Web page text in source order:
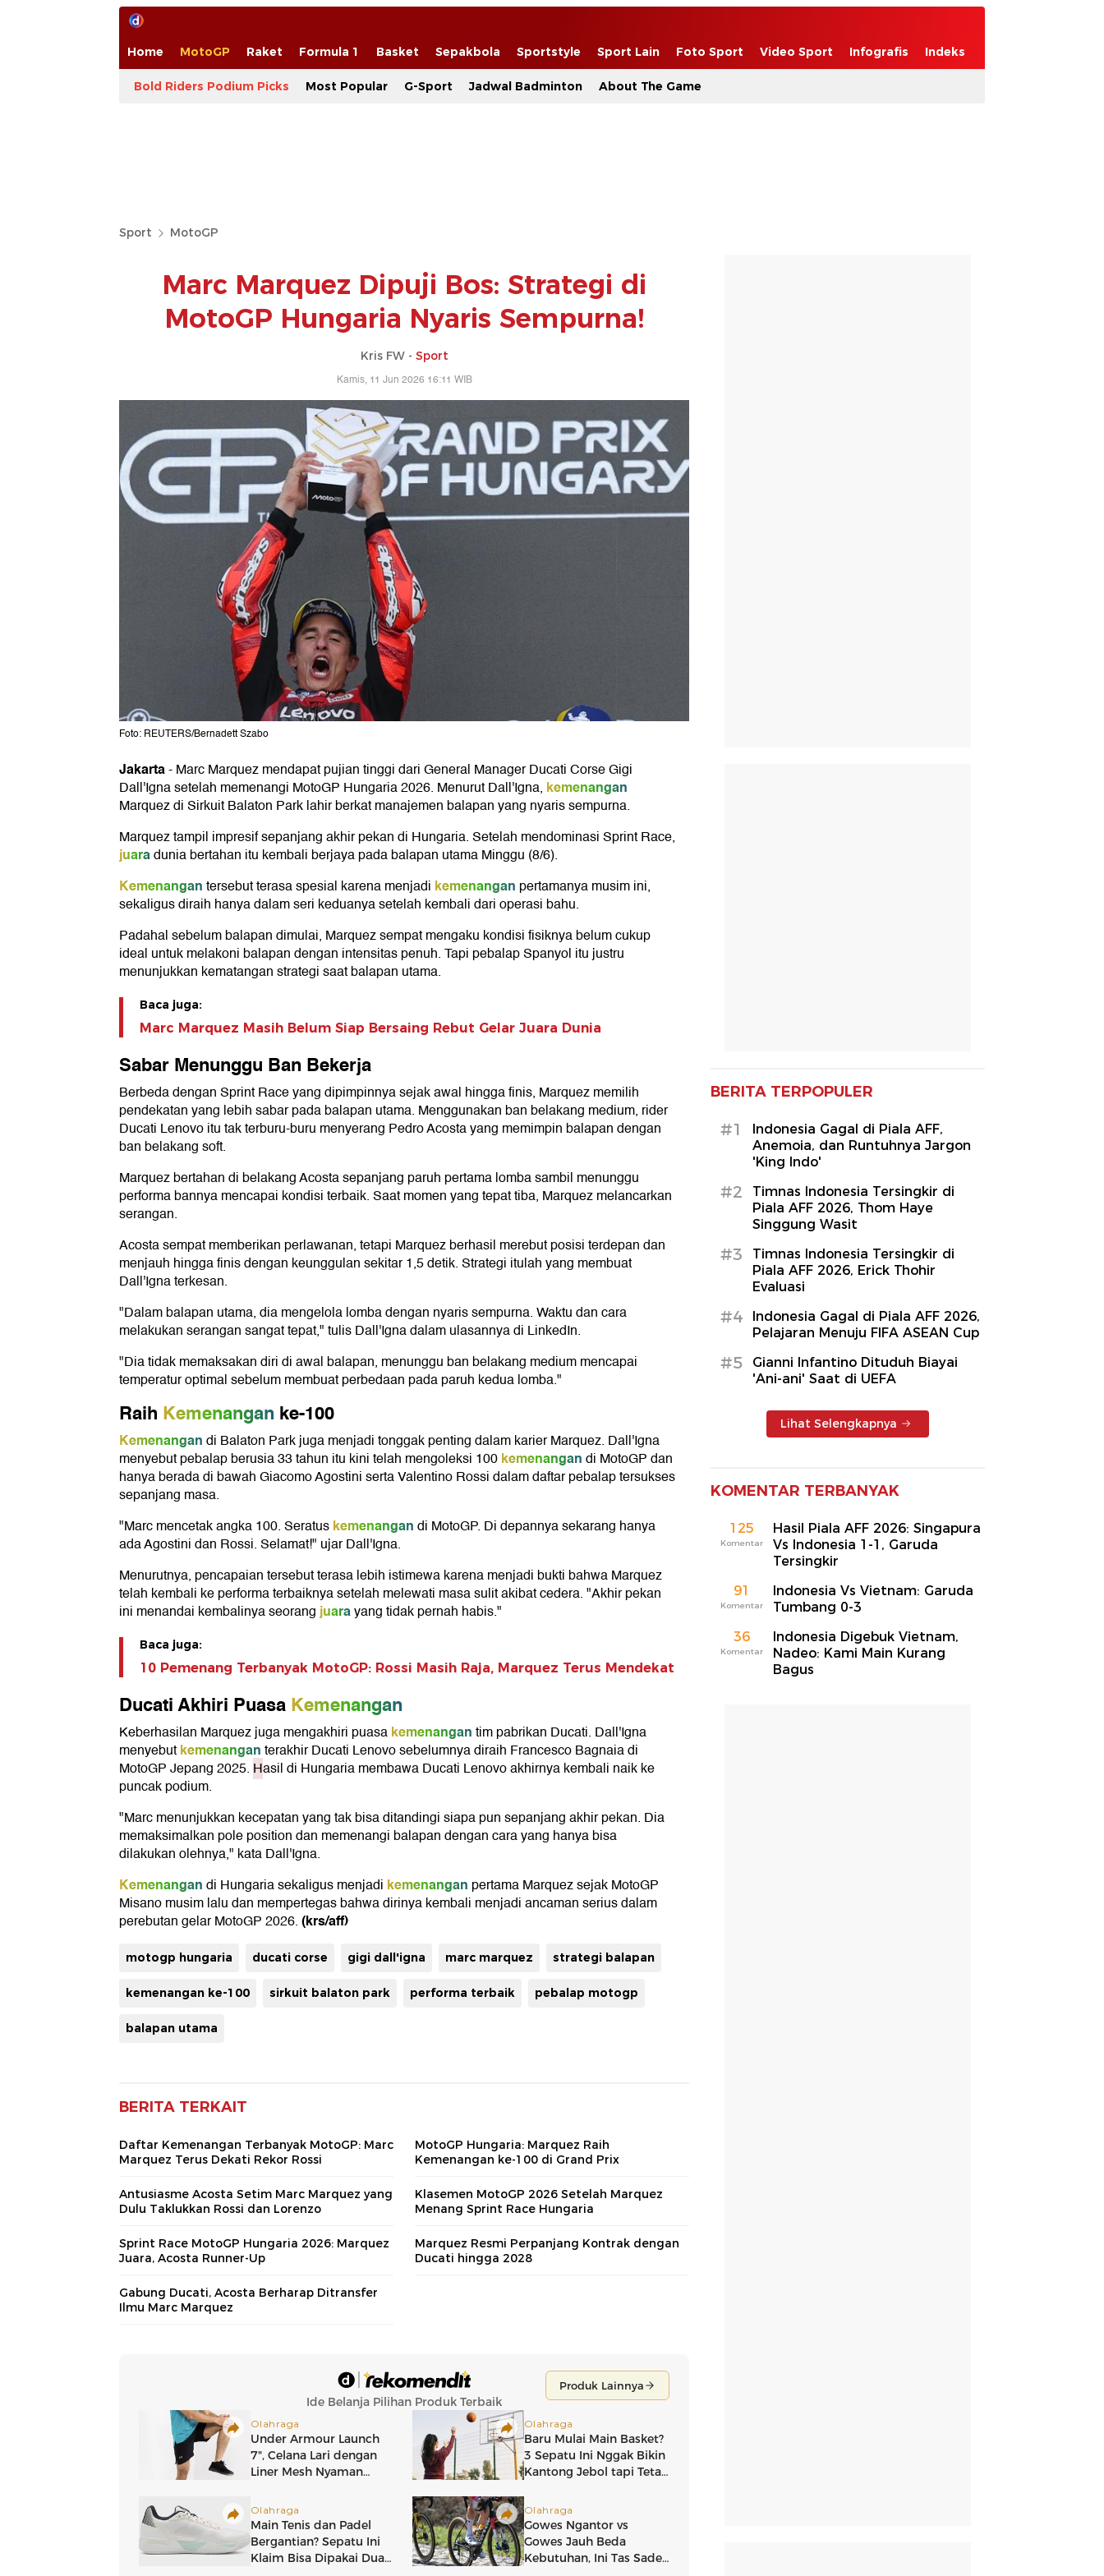
Home MotoGP Raket Formula 1 Basket Sepakbola Sportstyle Sport Lain Foto Sport Video Sport Infografis Indeks
Bold Riders Podium Picks Most Popular G-Sport Jadwal Badminton About The Game
Sport MotoGP
Marc Marquez Dipuji Bos: Strategi di
MotoGP Hungaria Nyaris Sempurna!
Kris FW - Sport
Kamis, 11 Jun 2026 16:11 WIB
Foto: REUTERS/Bernadett Szabo
Jakarta- Marc Marquez mendapat pujian tinggi dari General Manager Ducati Corse Gigi
Dall'Igna setelah memenangi MotoGP Hungaria 2026. Menurut Dall'Igna, kemenangan
Marquez di Sirkuit Balaton Park lahir berkat manajemen balapan yang nyaris sempurna.
Marquez tampil impresif sepanjang akhir pekan di Hungaria. Setelah mendominasi Sprint Race,
juaradunia bertahan itu kembali berjaya pada balapan utama Minggu (8/6).
Kemenangantersebut terasa spesial karena menjadi kemenangan pertamanya musim ini,
sekaligus diraih hanya dalam seri keduanya setelah kembali dari operasi bahu.
Padahal sebelum balapan dimulai, Marquez sempat mengaku kondisi fisiknya belum cukup
ideal untuk melakoni balapan dengan intensitas penuh. Tapi pebalap Spanyol itu justru
menunjukkan kematangan strategi saat balapan utama.
Baca juga:
Marc Marquez Masih Belum Siap Bersaing Rebut Gelar Juara Dunia
Sabar Menunggu Ban Bekerja
Berbeda dengan Sprint Race yang dipimpinnya sejak awal hingga finis, Marquez memilih
pendekatan yang lebih sabar pada balapan utama. Menggunakan ban belakang medium, rider
Ducati Lenovo itu tak terburu-buru menyerang Pedro Acosta yang memimpin balapan dengan
ban belakang soft.
Marquez bertahan di belakang Acosta sepanjang paruh pertama lomba sambil menunggu
performa bannya mencapai kondisi terbaik. Saat momen yang tepat tiba, Marquez melancarkan
serangan.
Acosta sempat memberikan perlawanan, tetapi Marquez berhasil merebut posisi terdepan dan
menjauh hingga finis dengan keunggulan sekitar 1,5 detik. Strategi itulah yang membuat
Dall'Igna terkesan.
"Dalam balapan utama, dia mengelola lomba dengan nyaris sempurna. Waktu dan cara
melakukan serangan sangat tepat," tulis Dall'Igna dalam ulasannya di LinkedIn.
"Dia tidak memaksakan diri di awal balapan, menunggu ban belakang medium mencapai
temperatur optimal sebelum membuat perbedaan pada paruh kedua lomba."
Raih Kemenangan ke-100
Kemenangandi Balaton Park juga menjadi tonggak penting dalam karier Marquez. Dall'Igna
menyebut pebalap berusia 33 tahun itu kini telah mengoleksi 100kemenangandi MotoGP dan
hanya berada di bawah Giacomo Agostini serta Valentino Rossi dalam daftar pebalap tersukses
sepanjang masa.
"Marc mencetak angka 100. Seratuskemenangandi MotoGP. Di depannya sekarang hanya
ada Agostini dan Rossi. Selamat!" ujar Dall'Igna.
Menurutnya, pencapaian tersebut terasa lebih istimewa karena menjadi bukti bahwa Marquez
telah kembali ke performa terbaiknya setelah melewati masa sulit akibat cedera. "Akhir pekan
ini menandai kembalinya seorangjuarayang tidak pernah habis."
Baca juga:
10 Pemenang Terbanyak MotoGP: Rossi Masih Raja, Marquez Terus Mendekat
Ducati Akhiri PuasaKemenangan
Keberhasilan Marquez juga mengakhiri puasakemenangantim pabrikan Ducati. Dall'Igna
menyebutkemenanganterakhir Ducati Lenovo sebelumnya diraih Francesco Bagnaia di
MotoGP Jepang 2025. Hasil di Hungaria membawa Ducati Lenovo akhirnya kembali naik ke
puncak podium.
"Marc menunjukkan kecepatan yang tak bisa ditandingi siapa pun sepanjang akhir pekan. Dia
memaksimalkan pole position dan memenangi balapan dengan cara yang hanya bisa
dilakukan olehnya," kata Dall'Igna.
Kemenangandi Hungaria sekaligus menjadi kemenangan pertama Marquez sejak MotoGP
Misano musim lalu dan mempertegas bahwa dirinya kembali menjadi ancaman serius dalam
perebutan gelar MotoGP 2026.(krs/aff)
motogp hungaria ducati corse gigi dall'igna marc marquez strategi balapan
kemenangan ke-100 sirkuit balaton park performa terbaik pebalap motogp
balapan utama
BERITA TERKAIT
Daftar Kemenangan Terbanyak MotoGP: Marc
Marquez Terus Dekati Rekor Rossi
MotoGP Hungaria: Marquez Raih
Kemenangan ke-100 di Grand Prix
Antusiasme Acosta Setim Marc Marquez yang
Dulu Taklukkan Rossi dan Lorenzo
Klasemen MotoGP 2026 Setelah Marquez
Menang Sprint Race Hungaria
Sprint Race MotoGP Hungaria 2026: Marquez
Juara, Acosta Runner-Up
Marquez Resmi Perpanjang Kontrak dengan
Ducati hingga 2028
Gabung Ducati, Acosta Berharap Ditransfer
Ilmu Marc Marquez
BERITA TERPOPULER
#1
Indonesia Gagal di Piala AFF,
Anemoia, dan Runtuhnya Jargon
'King Indo'
#2
Timnas Indonesia Tersingkir di
Piala AFF 2026, Thom Haye
Singgung Wasit
#3
Timnas Indonesia Tersingkir di
Piala AFF 2026, Erick Thohir
Evaluasi
#4
Indonesia Gagal di Piala AFF 2026,
Pelajaran Menuju FIFA ASEAN Cup
#5
Gianni Infantino Dituduh Biayai
'Ani-ani' Saat di UEFA
Lihat Selengkapnya
KOMENTAR TERBANYAK
125
Komentar
Hasil Piala AFF 2026: Singapura
Vs Indonesia 1-1, Garuda
Tersingkir
91
Komentar
Indonesia Vs Vietnam: Garuda
Tumbang 0-3
36
Komentar
Indonesia Digebuk Vietnam,
Nadeo: Kami Main Kurang
Bagus